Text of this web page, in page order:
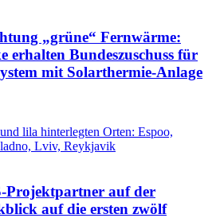
„grüne“ Fernwärme:
erhalten Bundeszuschuss für
mit Solarthermie-Anlage
Projektpartner auf der
auf die ersten zwölf